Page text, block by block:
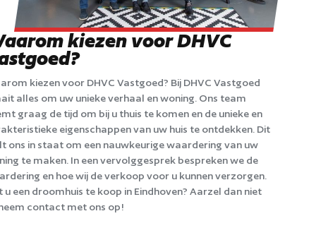
kiezen voor DHVC
kiezen voor DHVC Vastgoed? Bij DHVC Vastgoed
alles om uw unieke verhaal en woning. Ons team
graag de tijd om bij u thuis te komen en de unieke en
eigenschappen van uw huis te ontdekken. Dit
ons in staat om een nauwkeurige waardering van uw
te maken. In een vervolggesprek bespreken we de
en hoe wij de verkoop voor u kunnen verzorgen.
u een droomhuis te koop in Eindhoven? Aarzel dan niet
contact met ons op!